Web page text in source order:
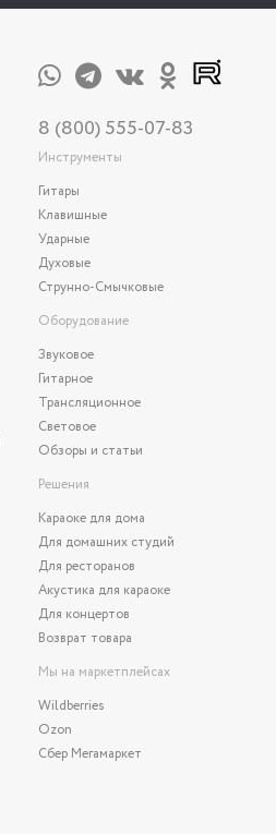
8 (800) 555-07-83
Инструменты
Гитары
Клавишные
Ударные
Духовые
Струнно-Смычковые
Оборудование
Звуковое
Гитарное
Трансляционное
Световое
Обзоры и статьи
Решения
Караоке для дома
Для домашних студий
Для ресторанов
Акустика для караоке
Для концертов
Возврат товара
Мы на маркетплейсах
Wildberries
Ozon
Сбер Мегамаркет